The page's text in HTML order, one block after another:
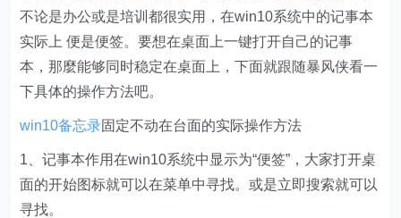
不论是办公或是培训都很实用，在win10系统中的记事本
实际上 便是便签。要想在桌面上一键打开自己的记事
本，那麼能够同时稳定在桌面上，下面就跟随暴风侠看一
下具体的操作方法吧。
win10备忘录固定不动在台面的实际操作方法
1、记事本作用在win10系统中显示为“便签”，大家打开桌
面的开始图标就可以在菜单中寻找。或是立即搜索就可以
寻找。